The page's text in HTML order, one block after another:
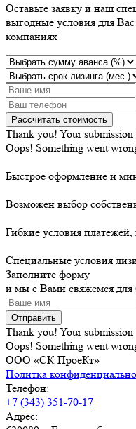
Оставьте заявку и наш
выгодные условия для
компаниях
Thank you! Your submission
Oops! Something went
Быстрое оформление и
Возможен выбор
Гибкие условия
Специальные условия
Заполните форму
и мы с Вами свяжемся для
Thank you! Your submission
Oops! Something went
ООО «СК ПроеКт»
Политка
Телефон:
+7 (343) 351-70-17
Адрес: